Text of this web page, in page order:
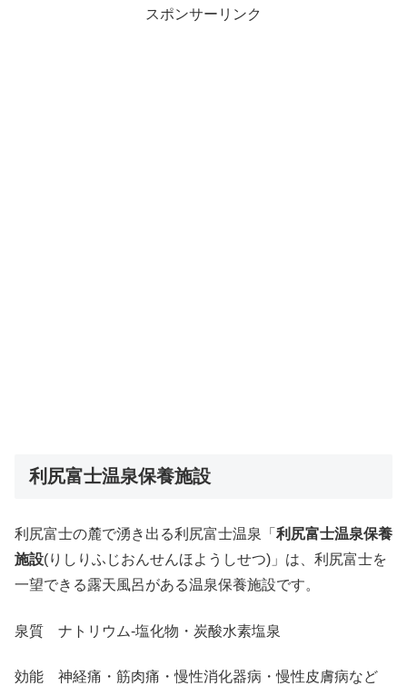
スポンサーリンク
利尻富士温泉保養施設
利尻富士の麓で湧き出る利尻富士温泉「 利尻富士温泉保養
施設(りしりふじおんせんほようしせつ)」は、利尻富士を
一望できる露天風呂がある温泉保養施設です。
泉質 ナトリウム-塩化物・炭酸水素塩泉
効能 神経痛・筋肉痛・慢性消化器病・慢性皮膚病など